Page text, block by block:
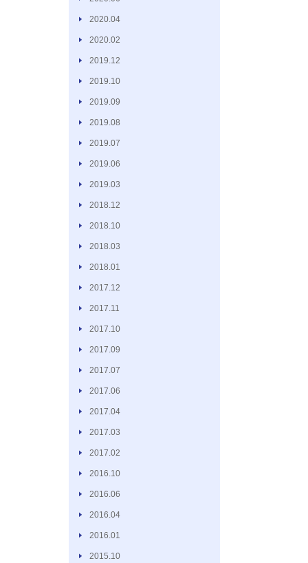
2020.04
2020.02
2019.12
2019.10
2019.09
2019.08
2019.07
2019.06
2019.03
2018.12
2018.10
2018.03
2018.01
2017.12
2017.11
2017.10
2017.09
2017.07
2017.06
2017.04
2017.03
2017.02
2016.10
2016.06
2016.04
2016.01
2015.10